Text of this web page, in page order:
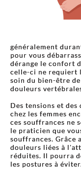
généralement
pour vous
dérange le confort
celle-ci ne requiert
soin du bien-être
douleurs
Des tensions et
chez les femmes
ces souffrances ne
le praticien que
souffrances. Grâce
douleurs liées à
réduites. Il pourra
les postures à